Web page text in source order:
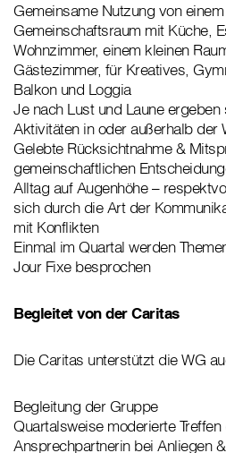
Gemeinsame Nutzung von
Gemeinschaftsraum mit Küche,
Wohnzimmer, einem kleinen
Gästezimmer, für Kreatives,
Balkon und Loggia
Je nach Lust und Laune
Aktivitäten in oder außerhalb der
Gelebte Rücksichtnahme &
gemeinschaftlichen
Alltag auf Augenhöhe –
sich durch die Art der
mit Konflikten
Einmal im Quartal werden
Jour Fixe besprochen
Begleitet von der Caritas
Die Caritas unterstützt die WG
Begleitung der Gruppe
Quartalsweise moderierte Treffen
Ansprechpartnerin bei Anliegen